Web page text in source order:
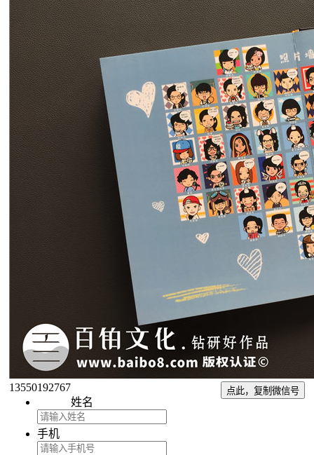
13550192767 点此，复制微信号
姓名
手机